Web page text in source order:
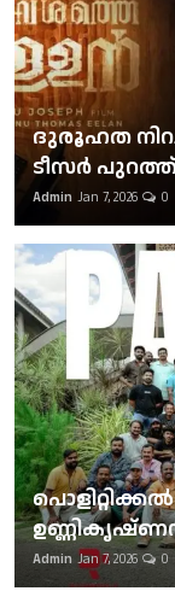
ദുരൂഹത
ടീസര്‍
Admin Jan 7, 2026 0
Admin Jan 7, 2026 0